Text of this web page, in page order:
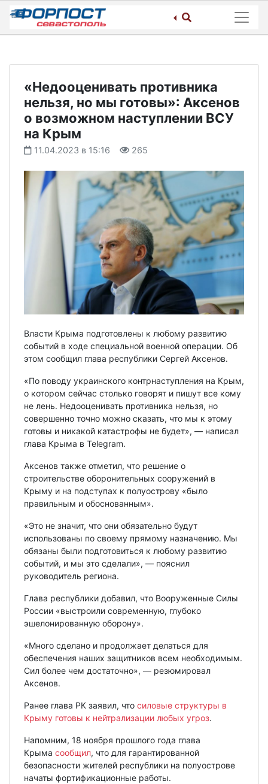
Skip
content
«Недооценивать противника
нельзя, но мы готовы»: Аксенов
о возможном наступлении ВСУ
на Крым
11.04.2023 в 15:16 265
Власти Крыма подготовлены к любому развитию
событий в ходе специальной военной операции. Об
этом сообщил глава республики Сергей Аксенов.
«По поводу украинского контрнаступления на Крым,
о котором сейчас столько говорят и пишут все кому
не лень. Недооценивать противника нельзя, но
совершенно точно можно сказать, что мы к этому
готовы и никакой катастрофы не будет», — написал
глава Крыма в Telegram.
Аксенов также отметил, что решение о
строительстве оборонительных сооружений в
Крыму и на подступах к полуострову «было
правильным и обоснованным».
«Это не значит, что они обязательно будут
использованы по своему прямому назначению. Мы
обязаны были подготовиться к любому развитию
событий, и мы это сделали», — пояснил
руководитель региона.
Глава республики добавил, что Вооруженные Силы
России «выстроили современную, глубоко
эшелонированную оборону».
«Много сделано и продолжает делаться для
обеспечения наших защитников всем необходимым.
Сил более чем достаточно», — резюмировал
Аксенов.
Ранее глава РК заявил, что силовые структуры в
Крыму готовы к нейтрализации любых угроз.
Напомним, 18 ноября прошлого года глава
Крыма сообщил, что для гарантированной
безопасности жителей республики на полуострове
начаты фортификационные работы.